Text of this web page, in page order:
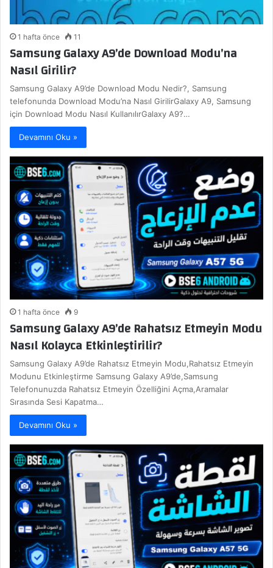
1 hafta önce 11
Samsung Galaxy A9’de Download Modu’na
Nasıl Girilir?
Samsung Galaxy A9’de Download Modu Nedir?, Samsung
telefonunda Download Modu’na Nasıl GirilirGalaxy A9, Samsung
için Download Modu Nasıl KullanılırGalaxy A9?…
Devamını Oku »
1 hafta önce 9
Samsung Galaxy A9’de Rahatsız Etmeyin Modu
Nasıl Kolayca Etkinleştirilir?
Samsung Galaxy A9’de Rahatsız Etmeyin Modu,Rahatsız Etmeyin
Modunu Etkinleştirme Samsung Galaxy A9’de,Samsung
Telefonunuzda Rahatsız Etmeyin Özelliğini Açma,Aramalar
Sırasında Sesi Kapatma…
Devamını Oku »